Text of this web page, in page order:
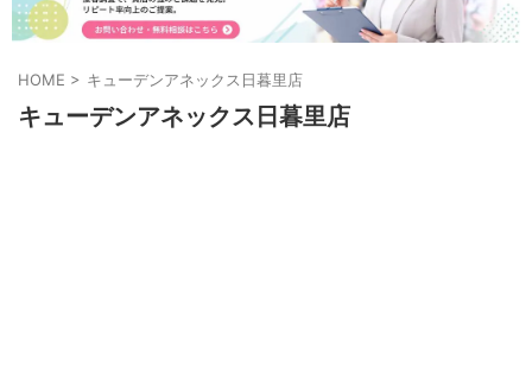
HOME > キューデンアネックス日暮里店
キューデンアネックス日暮里店